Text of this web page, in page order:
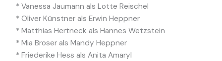
* Vanessa Jaumann als Lotte Reischel
* Oliver Künstner als Erwin Heppner
* Matthias Hertneck als Hannes Wetzstein
* Mia Broser als Mandy Heppner
* Friederike Hess als Anita Amaryl